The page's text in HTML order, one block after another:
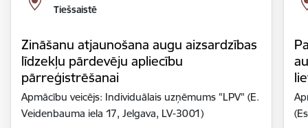
Tiešsaistē
Zināšanu atjaunošana augu aizsardzības
līdzekļu pārdevēju apliecību
pārreģistrēšanai
Apmācību veicējs: Individuālais uzņēmums "LPV" (E.
Veidenbauma iela 17, Jelgava, LV-3001)